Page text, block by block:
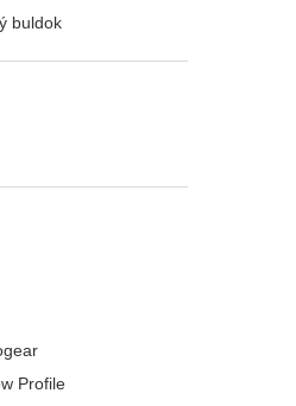
buldok
Profile